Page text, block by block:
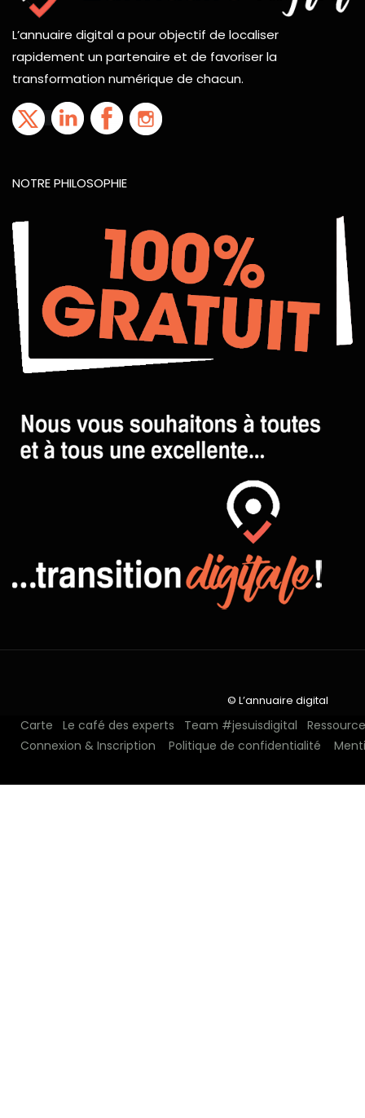
L’annuaire digital a pour objectif de localiser
rapidement un partenaire et de favoriser la
transformation numérique de chacun.
NOTRE PHILOSOPHIE
Carte Le café des experts Team #jesuisdigital
Connexion & Inscription
Politique de confidentialité
© L’annuaire digital